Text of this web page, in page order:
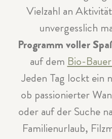
Vielzahl an
unvergesslich
Programm voller
auf dem Bio-
Jeden Tag lockt ein
ob passionierter
oder auf der Suche
Familienurlaub,